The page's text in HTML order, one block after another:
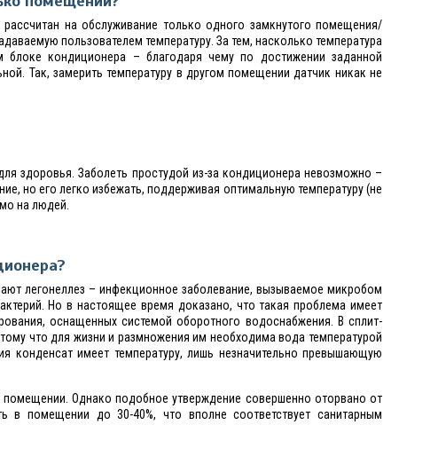
на обслуживание только одного замкнутого помещения/
пользователем температуру. За тем, насколько температура
кондиционера – благодаря чему по достижении заданной
Так, замерить температуру в другом помещении датчик никак не
здоровья. Заболеть простудой из-за кондиционера невозможно –
но его легко избежать, поддерживая оптимальную температуру (не
на людей.
легонеллез – инфекционное заболевание, вызываемое микробом
Но в настоящее время доказано, что такая проблема имеет
оснащенных системой оборотного водоснабжения. В сплит-
что для жизни и размножения им необходима вода температурой
конденсат имеет температуру, лишь незначительно превышающую
Однако подобное утверждение совершенно оторвано от
помещении до 30-40%, что вполне соответствует санитарным